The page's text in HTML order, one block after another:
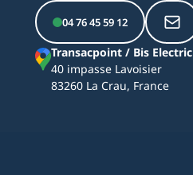
04 76 45 59 12
Transacpoint / Bis Electric
40 impasse Lavoisier
83260 La Crau, France